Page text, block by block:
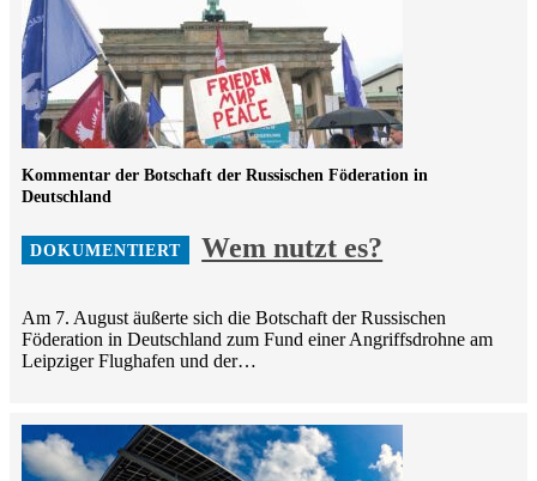
Wem nutzt es?
Kommentar der Botschaft der Russischen Föderation in
Deutschland
Am 7. August äußerte sich die Botschaft der Russischen
Föderation in Deutschland zum Fund einer Angriffsdrohne am
Leipziger Flughafen und der…